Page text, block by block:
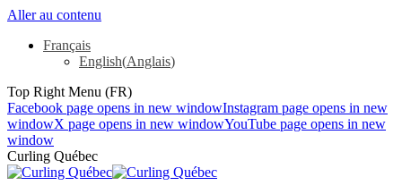
Aller au contenu
Français
English(Anglais)
Top Right Menu (FR)
Facebook page opens in new windowInstagram page opens in new
windowX page opens in new windowYouTube page opens in new
window
Curling Québec